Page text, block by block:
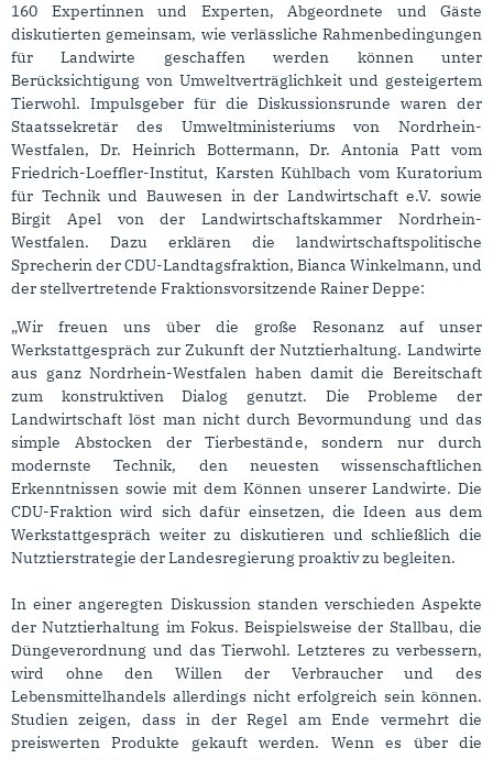
160 Expertinnen und Experten, Abgeordnete und Gäste
diskutierten gemeinsam, wie verlässliche Rahmenbedingungen
für Landwirte geschaffen werden können unter
Berücksichtigung von Umweltverträglichkeit und gesteigertem
Tierwohl. Impulsgeber für die Diskussionsrunde waren der
Staatssekretär des Umweltministeriums von Nordrhein-
Westfalen, Dr. Heinrich Bottermann, Dr. Antonia Patt vom
Friedrich-Loeffler-Institut, Karsten Kühlbach vom Kuratorium
für Technik und Bauwesen in der Landwirtschaft e.V. sowie
Birgit Apel von der Landwirtschaftskammer Nordrhein-
Westfalen. Dazu erklären die landwirtschaftspolitische
Sprecherin der CDU-Landtagsfraktion, Bianca Winkelmann, und
der stellvertretende Fraktionsvorsitzende Rainer Deppe:
„Wir freuen uns über die große Resonanz auf unser
Werkstattgespräch zur Zukunft der Nutztierhaltung. Landwirte
aus ganz Nordrhein-Westfalen haben damit die Bereitschaft
zum konstruktiven Dialog genutzt. Die Probleme der
Landwirtschaft löst man nicht durch Bevormundung und das
simple Abstocken der Tierbestände, sondern nur durch
modernste Technik, den neuesten wissenschaftlichen
Erkenntnissen sowie mit dem Können unserer Landwirte. Die
CDU-Fraktion wird sich dafür einsetzen, die Ideen aus dem
Werkstattgespräch weiter zu diskutieren und schließlich die
Nutztierstrategie der Landesregierung proaktiv zu begleiten.
In einer angeregten Diskussion standen verschieden Aspekte
der Nutztierhaltung im Fokus. Beispielsweise der Stallbau, die
Düngeverordnung und das Tierwohl. Letzteres zu verbessern,
wird ohne den Willen der Verbraucher und des
Lebensmittelhandels allerdings nicht erfolgreich sein können.
Studien zeigen, dass in der Regel am Ende vermehrt die
preiswerten Produkte gekauft werden. Wenn es über die